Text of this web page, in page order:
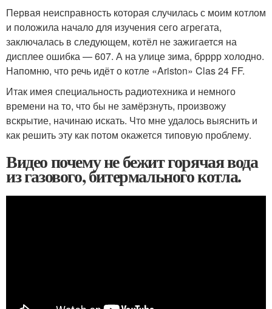
Первая неисправность которая случилась с моим котлом
и положила начало для изучения сего агрегата,
заключалась в следующем, котёл не зажигается на
дисплее ошибка — 607. А на улице зима, брррр холодно.
Напомню, что речь идёт о котле «Ariston» Clas 24 FF.
Итак имея специальность радиотехника и немного
времени на то, что бы не замёрзнуть, произвожу
вскрытие, начинаю искать. Что мне удалось выяснить и
как решить эту как потом окажется типовую проблему.
Видео почему не бежит горячая вода
из газового, битермального котла.